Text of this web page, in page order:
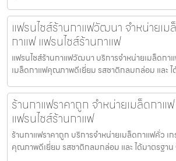
แฟรนไชส์ร้านกาแฟวัฒนา จำหน่ายเ
กาแฟ แฟรนไชส์ร้านกาแฟ
แฟรนไชส์ร้านกาแฟวัฒนา บริการจำหน่ายเมล็ดกา
เมล็ดกาแฟคุณภาพดีเยี่ยม รสชาติกลมกล่อม และ ไ
ร้านกาแฟราคาถูก จำหน่ายเมล็ดกา
แฟรนไชส์ร้านกาแฟ
ร้านกาแฟราคาถูก บริการจำหน่ายเมล็ดกาแฟคั่ว เ
คุณภาพดีเยี่ยม รสชาติกลมกล่อม และ ได้มาตรฐา